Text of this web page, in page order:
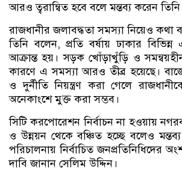
আরও ত্বরান্বিত হবে বলে মন্তব্য করেন
রাজধানীর জলাবদ্ধতা সমস্যা নিয়েও কথা
তিনি বলেন, প্রতি বর্ষায় ঢাকার
আক্রান্ত হয়। সড়ক খোঁড়াখুঁড়ি ও
কারণে এ সমস্যা আরও তীব্র হয়েছে।
ও দুর্নীতি নিয়ন্ত্রণ করা গেলে
অনেকাংশে মুক্ত করা সম্ভব।
সিটি করপোরেশন নির্বাচন না হওয়ায়
ও উন্নয়ন থেকে বঞ্চিত হচ্ছে বলেও
পরিচালনায় নির্বাচিত জনপ্রতিনিধিদের
দাবি জানান সেলিম উদ্দিন।